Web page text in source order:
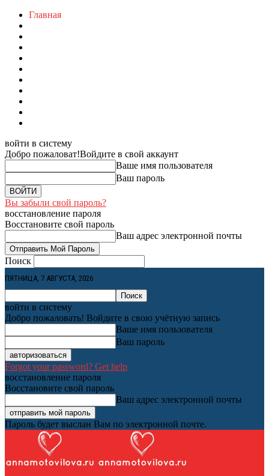
Главная
войти в систему
Добро пожаловат!Войдите в свой аккаунт
Ваше имя пользователя
Ваш пароль
Вы забыли свой пароль?
восстановление пароля
Восстановите свой пароль
Ваш адрес электронной почты
Поиск
ПЯТНИЦА, 7 АВГУСТА, 2026
войти в систему
Добро пожаловать! Войдите в свою учётную запись
Ваше имя пользователя
Ваш пароль
Forgot your password? Get help
восстановление пароля
Восстановите свой пароль
Ваш адрес электронной почты
Пароль будет выслан Вам по электронной почте.